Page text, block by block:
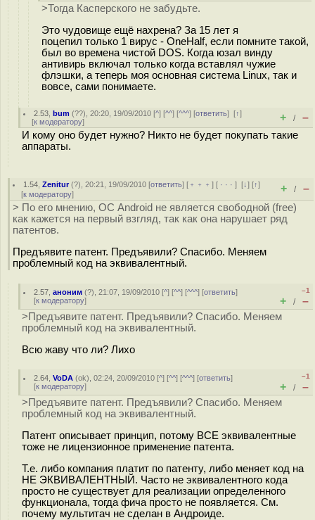
>Тогда Касперского не забудьте.
Это чудовище ещё нахрена? За 15 лет я
поцепил только 1 вирус - OneHalf, если помните такой,
был во времена чистой DOS. Когда юзал винду
антивирь включал только когда вставлял чужие
флэшки, а теперь моя основная система Linux, так и
вовсе, сами понимаете.
2.53 ,bum (??), 20:20, 19/09/2010 [^] [^^] [^^^] [ответить][↑]
[к модератору] + / –
И кому оно будет нужно? Никто не будет покупать такие
аппараты.
1.54 ,Zenitur(?), 20:21, 19/09/2010 [ответить] [ ﹢﹢﹢] [ · · ·][↓] [↑]
[к модератору] + / –
> По его мнению, ОС Android не является свободной (free)
как кажется на первый взгляд, так как она нарушает ряд
патентов.
Предъявите патент. Предъявили? Спасибо. Меняем
проблемный код на эквивалентный.
2.57 ,аноним (?), 21:07, 19/09/2010 [^] [^^] [^^^] [ответить]
[к модератору]
–1
+ / –
>Предъявите патент. Предъявили? Спасибо. Меняем
проблемный код на эквивалентный.
Всю жаву что ли? Лихо
2.64 ,VoDA (ok), 02:24, 20/09/2010 [^] [^^] [^^^] [ответить]
[к модератору]
–1
+ / –
>Предъявите патент. Предъявили? Спасибо. Меняем
проблемный код на эквивалентный.
Патент описывает принцип, потому ВСЕ эквивалентные
тоже не лицензионное применение патента.
Т.е. либо компания платит по патенту, либо меняет код на
НЕ ЭКВИВАЛЕНТНЫЙ. Часто не эквивалентного кода
просто не существует для реализации определенного
функционала, тогда фича просто не появляется. См.
почему мультитач не сделан в Андроиде.